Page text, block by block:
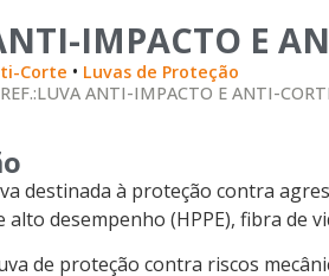
IMPACTO E
Corte • Luvas de Proteção
REF.:LUVA ANTI-IMPACTO E ANTI-
destinada à proteção contra
alto desempenho (HPPE), fibra de
de proteção contra riscos